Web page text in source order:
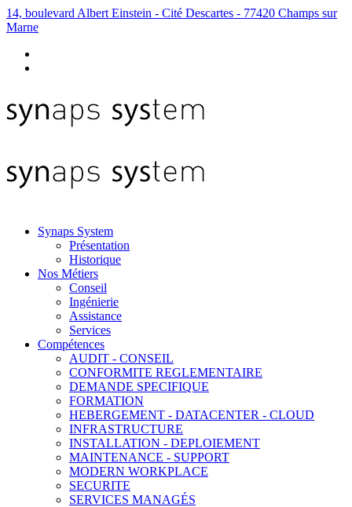
14, boulevard Albert Einstein - Cité Descartes - 77420 Champs sur
Marne
Synaps System
Présentation
Historique
Nos Métiers
Conseil
Ingénierie
Assistance
Services
Compétences
AUDIT - CONSEIL
CONFORMITE REGLEMENTAIRE
DEMANDE SPECIFIQUE
FORMATION
HEBERGEMENT - DATACENTER - CLOUD
INFRASTRUCTURE
INSTALLATION - DEPLOIEMENT
MAINTENANCE - SUPPORT
MODERN WORKPLACE
SECURITE
SERVICES MANAGÉS